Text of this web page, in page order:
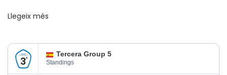
Llegeix més
Tercera Group 5
Standings